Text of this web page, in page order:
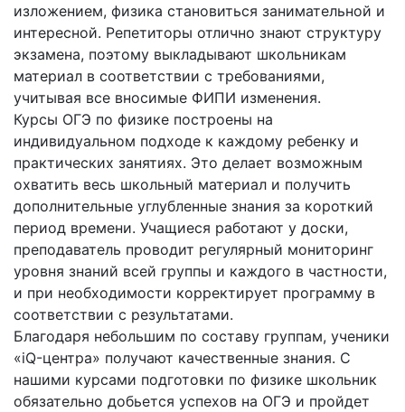
изложением, физика становиться занимательной и
интересной. Репетиторы отлично знают структуру
экзамена, поэтому выкладывают школьникам
материал в соответствии с требованиями,
учитывая все вносимые ФИПИ изменения.
Курсы ОГЭ по физике построены на
индивидуальном подходе к каждому ребенку и
практических занятиях. Это делает возможным
охватить весь школьный материал и получить
дополнительные углубленные знания за короткий
период времени. Учащиеся работают у доски,
преподаватель проводит регулярный мониторинг
уровня знаний всей группы и каждого в частности,
и при необходимости корректирует программу в
соответствии с результатами.
Благодаря небольшим по составу группам, ученики
«iQ-центра» получают качественные знания. С
нашими курсами подготовки по физике школьник
обязательно добьется успехов на ОГЭ и пройдет